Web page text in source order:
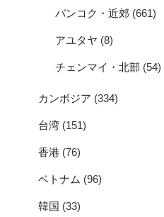
バンコク・近郊 (661)
アユタヤ (8)
チェンマイ・北部 (54)
カンボジア (334)
台湾 (151)
香港 (76)
ベトナム (96)
韓国 (33)